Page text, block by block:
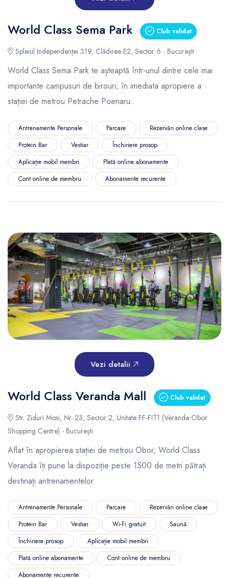
World Class Sema Park Club validat
Splaiul Independenței 319, Clădirea E2, Sector 6 - București
World Class Sema Park te așteaptă într-unul dintre cele mai
importante campusuri de birouri, în imediata apropiere a
stației de metrou Petrache Poenaru.
Antrenamente Personale Parcare
Rezervări online clase
Protein Bar
Vestiar
Închiriere prosop
Aplicație mobil membri
Plată online abonamente
Cont online de membru
Abonamente recurente
Vezi detalii
World Class Veranda Mall Club validat
Str. Ziduri Mosi, Nr. 23, Sector 2, Unitate FF-FIT1 (Veranda Obor
Shopping Centre) - București
Aflat în apropierea stației de metrou Obor, World Class
Veranda îți pune la dispoziție peste 1500 de metri pătrați
destinați antrenamentelor.
Antrenamente Personale Parcare
Rezervări online clase
Protein Bar
Vestiar Wi-Fi gratuit
Saună
Închiriere prosop
Aplicație mobil membri
Plată online abonamente
Cont online de membru
Abonamente recurente